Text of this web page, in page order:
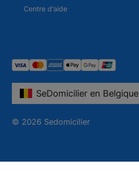
Centre d'aide
© 2026 Sedomicilier
SeDomicilier en Belgique